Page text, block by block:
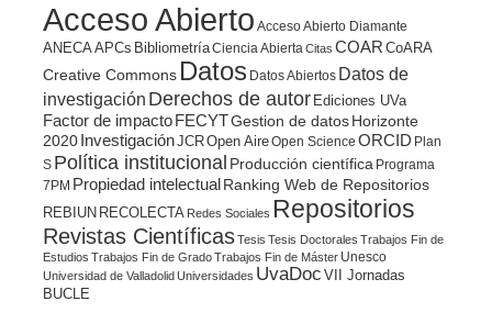
Acceso Abierto Acceso Abierto Diamante
ANECAAPCs BibliometríaCiencia Abierta Citas COAR CoARA
Creative Commons Datos Datos Abiertos Datos de
investigación Derechos de autor Ediciones UVa
Factor de impacto FECYTGestion de datosHorizonte
2020 InvestigaciónJCROpen AireOpen Science ORCID Plan
S Política institucional Producción científica Programa
7PM Propiedad intelectualRanking Web de Repositorios
REBIUN RECOLECTA Redes Sociales Repositorios
Revistas CientíficasTesis Tesis Doctorales Trabajos Fin de
Estudios Trabajos Fin de GradoTrabajos Fin de Máster Unesco
Universidad de Valladolid Universidades UvaDoc VII Jornadas
BUCLE